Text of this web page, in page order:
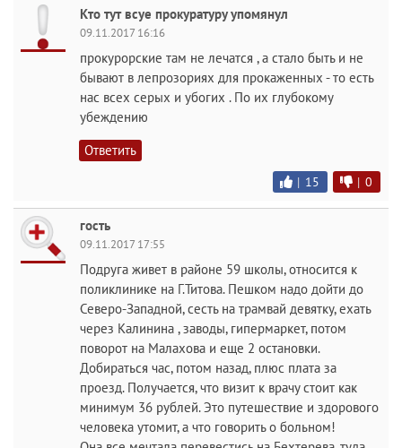
Кто тут всуе прокуратуру упомянул
09.11.2017 16:16
прокурорские там не лечатся , а стало быть и не
бывают в лепрозориях для прокаженных - то есть
нас всех серых и убогих . По их глубокому
убеждению
Ответить
| 15 | 0
гость
09.11.2017 17:55
Подруга живет в районе 59 школы, относится к
поликлинике на Г.Титова. Пешком надо дойти до
Северо-Западной, сесть на трамвай девятку, ехать
через Калинина , заводы, гипермаркет, потом
поворот на Малахова и еще 2 остановки.
Добираться час, потом назад, плюс плата за
проезд. Получается, что визит к врачу стоит как
минимум 36 рублей. Это путешествие и здорового
человека утомит, а что говорить о больном!